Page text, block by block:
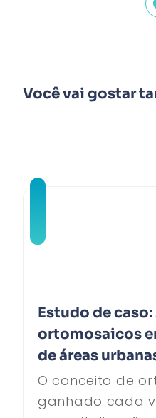
Você vai gostar
Estudo de
ortomosaicos
de áreas
O conceito de
ganhado cada